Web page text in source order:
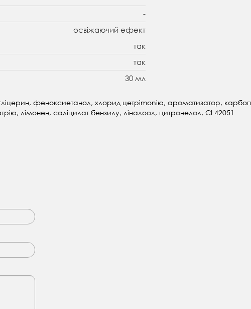
-
освіжаючий ефект
так
так
30 мл
феноксиетанол, хлорид цетрimonію, ароматизатор,
лімонен, саліцилат бензилу, ліналоол, цитронелол, CI 42051